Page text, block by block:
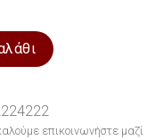
Παναγία 15.5x44cm
επικοινωνήστε μαζί